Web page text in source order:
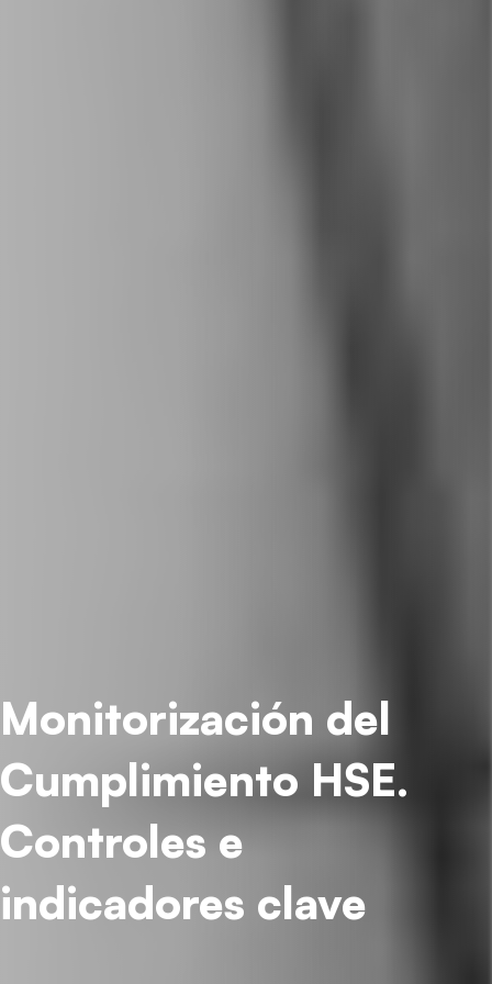
Monitorización del
Cumplimiento HSE.
Controles e
indicadores clave